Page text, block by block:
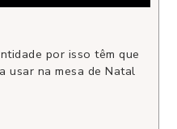
por isso têm que
usar na mesa de Natal